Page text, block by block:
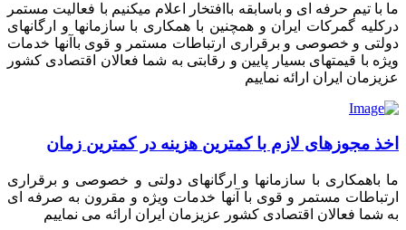
ما با تیم حرفه ای و باسابقه باافتخار اعلام میکنیم با فعالیت مستمر
درکلیه گمرکات ایران و همچنین با همکاری با سازمانها و ارگانهای
دولتی و خصوصی و برقراری ارتباطات مستمر و قوی باآنها خدمات
ویژه با قیمتهای بسیار پایین و رقابتی به شما فعالان اقتصادی کشور
عزیزمان ایران ارائه نماییم
اخذ مجوزهای لازم با کمترین هزینه در کمترین زمان
ما باهمکاری با سازمانها و ارگانهای دولتی و خصوصی و برقراری
ارتباطات مستمر و قوی با آنها خدمات ویژه و مقرون به صرفه ای
به شما فعالان اقتصادی کشور عزیزمان ایران ارائه می نماییم